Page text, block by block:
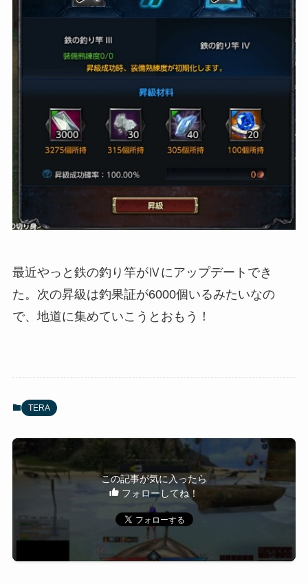
最近やっと鉄の釣り竿がⅣにアップデートでき
た。次の昇級は釣果証が6000個いるみたいなの
で、地道に集めていこうとおもう！
TERA
この記事が気に入ったら
フォローしてね！